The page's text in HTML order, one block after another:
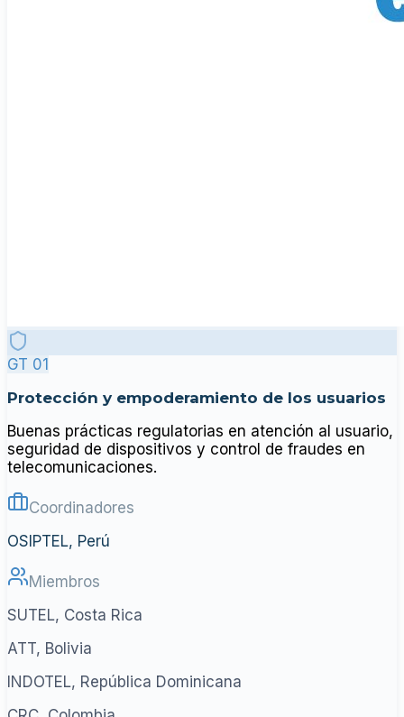
GT 01
Protección y empoderamiento de los usuarios
Buenas prácticas regulatorias en atención al usuario,
seguridad de dispositivos y control de fraudes en
telecomunicaciones.
Coordinadores
OSIPTEL, Perú
Miembros
SUTEL, Costa Rica
ATT, Bolivia
INDOTEL, República Dominicana